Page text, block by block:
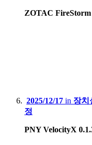
ZOTAC FireStorm
2025/12/17 in 장치
정
PNY VelocityX